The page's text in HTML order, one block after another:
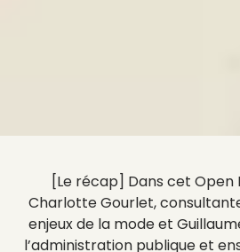
[Le récap] Dans cet Open
Charlotte Gourlet,
enjeux de la mode et
l’administration publique et